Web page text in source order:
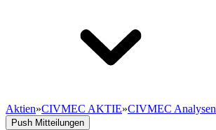
Aktien»CIVMEC AKTIE»CIVMEC Analysen
Push Mitteilungen